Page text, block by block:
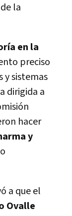
la
en la
preciso
y sistemas
dirigida a
hacer
y
a que el
Ovalle